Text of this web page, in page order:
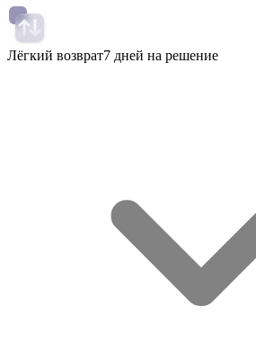
Лёгкий возврат7 дней на решение